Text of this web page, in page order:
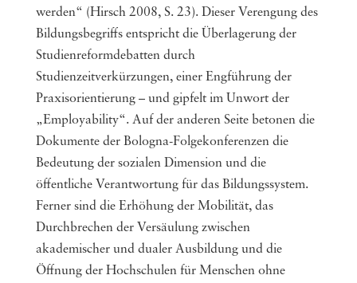
werden“ (Hirsch 2008, S. 23). Dieser Verengung des
Bildungsbegriffs entspricht die Überlagerung der
Studienreformdebatten durch
Studienzeitverkürzungen, einer Engführung der
Praxisorientierung – und gipfelt im Unwort der
„Employability“. Auf der anderen Seite betonen die
Dokumente der Bologna-Folgekonferenzen die
Bedeutung der sozialen Dimension und die
öffentliche Verantwortung für das Bildungssystem.
Ferner sind die Erhöhung der Mobilität, das
Durchbrechen der Versäulung zwischen
akademischer und dualer Ausbildung und die
Öffnung der Hochschulen für Menschen ohne